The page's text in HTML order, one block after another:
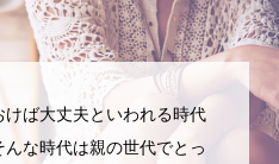
ば大丈夫といわれる時代
な時代は親の世代でとっ